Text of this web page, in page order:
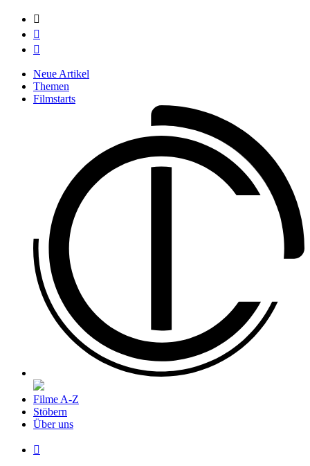



Neue Artikel
Themen
Filmstarts
Filme A-Z
Stöbern
Über uns
